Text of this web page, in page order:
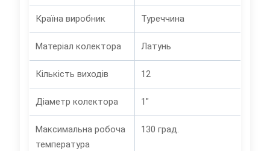
Країна виробник Туреччина
Матеріал колектора Латунь
Кількість виходів 12
Діаметр колектора 1"
Максимальна робоча
температура
130 град.